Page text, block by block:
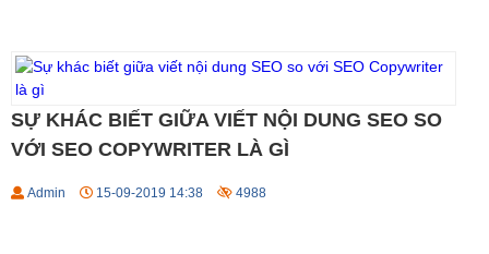
SỰ KHÁC BIẾT GIỮA VIẾT NỘI DUNG SEO SO
VỚI SEO COPYWRITER LÀ GÌ
Admin 15-09-2019 14:38 4988